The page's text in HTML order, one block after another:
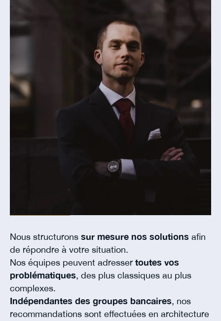
Nous structurons sur mesure nos solutions afin
de répondre à votre situation.
Nos équipes peuvent adresser toutes vos
problématiques, des plus classiques au plus
complexes.
Indépendantes des groupes bancaires, nos
recommandations sont effectuées en architecture